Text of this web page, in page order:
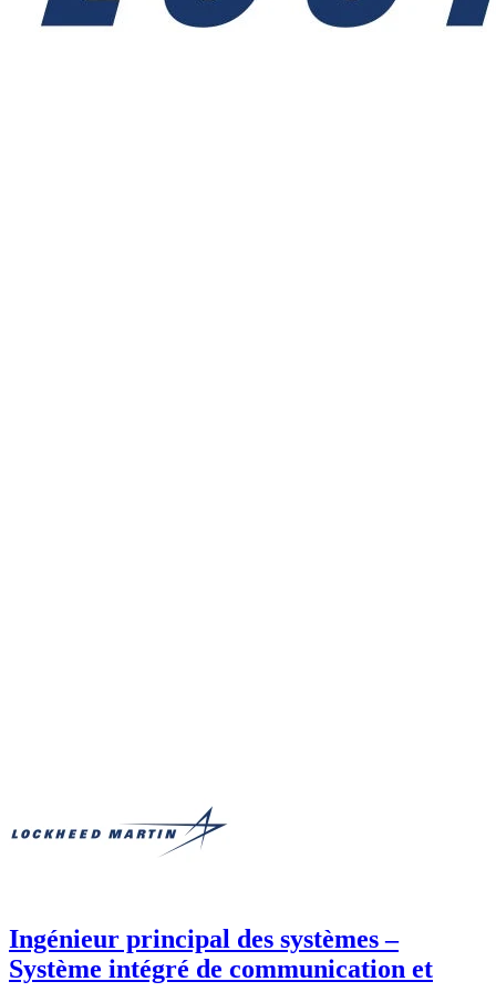
Ingénieur principal des systèmes –
Système intégré de communication et